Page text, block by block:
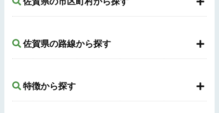
佐賀県の路線から探す
特徴から探す